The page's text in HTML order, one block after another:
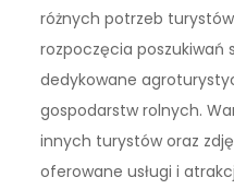
różnych potrzeb
rozpoczęcia
dedykowane
gospodarstw rolnych.
innych turystów oraz
oferowane usługi i